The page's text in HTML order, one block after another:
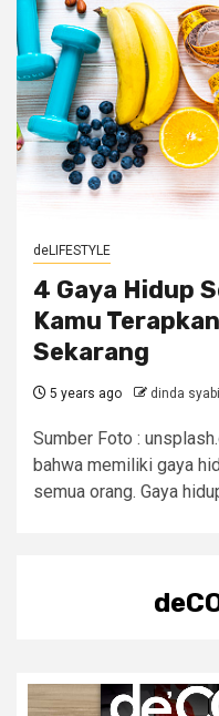
deLIFESTYLE
4 Gaya Hidup
Kamu
Sekarang
5 years ago dinda
Sumber Foto :
bahwa memiliki gaya
semua orang. Gaya